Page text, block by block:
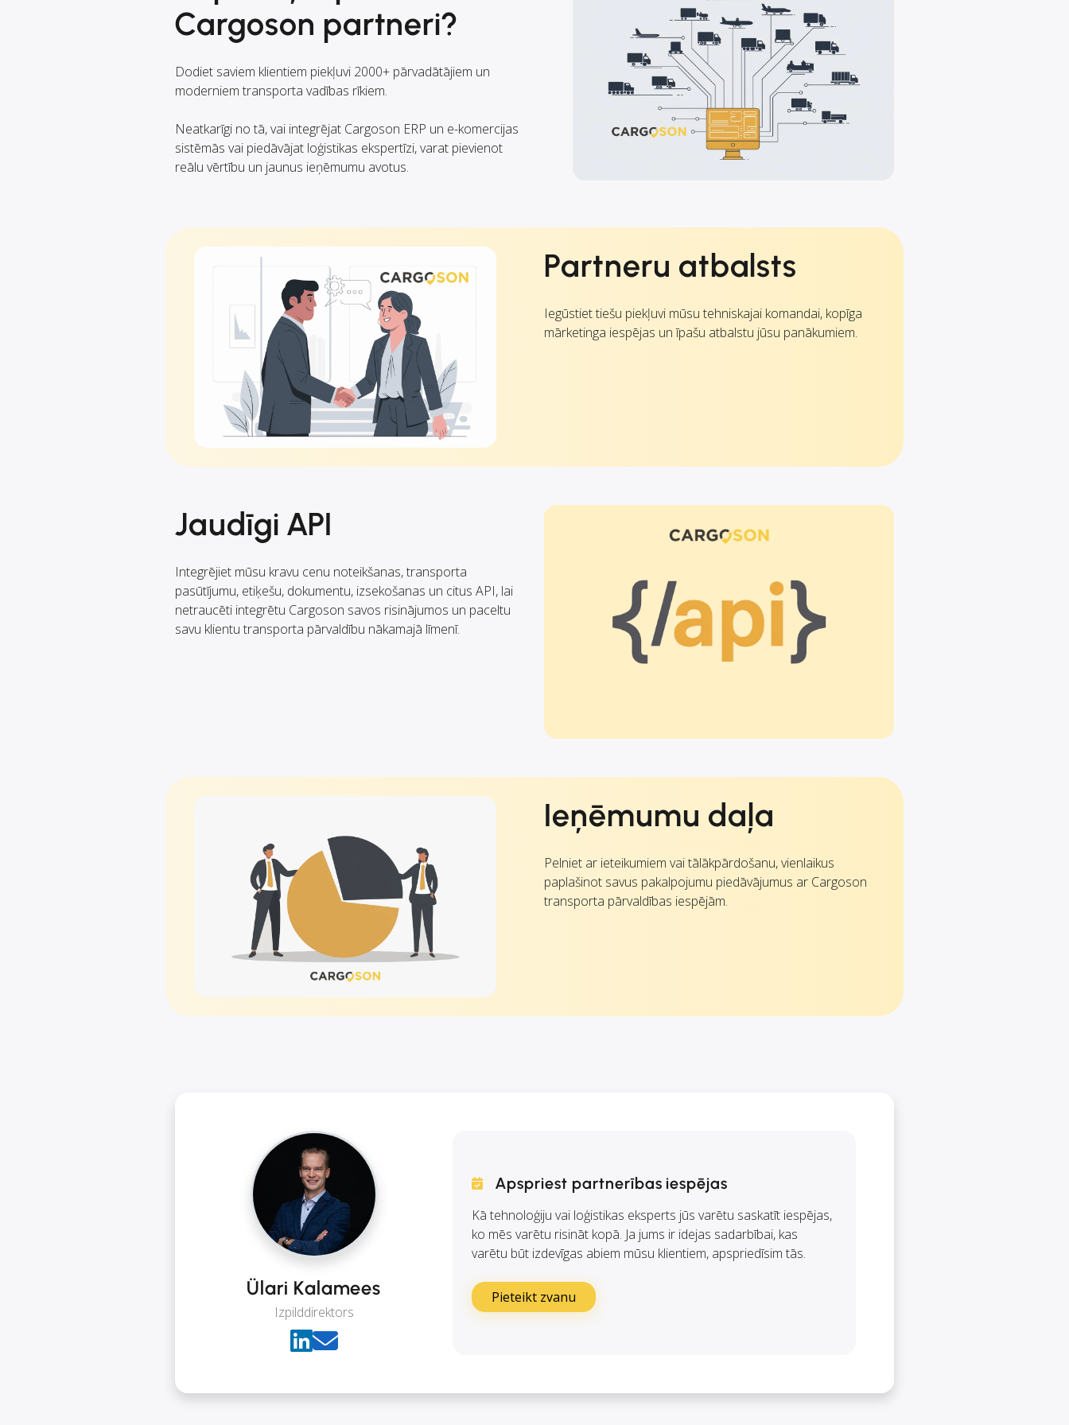
Cargoson partneri?
Dodiet saviem klientiem piekļuvi 2000+ pārvadātājiem un
moderniem transporta vadības rīkiem.
Neatkarīgi no tā, vai integrējat Cargoson ERP un e-komercijas
sistēmās vai piedāvājat loģistikas ekspertīzi, varat pievienot
reālu vērtību un jaunus ieņēmumu avotus.
Partneru atbalsts
Iegūstiet tiešu piekļuvi mūsu tehniskajai komandai, kopīga
mārketinga iespējas un īpašu atbalstu jūsu panākumiem.
Jaudīgi API
Integrējiet mūsu kravu cenu noteikšanas, transporta
pasūtījumu, etiķešu, dokumentu, izsekošanas un citus API, lai
netraucēti integrētu Cargoson savos risinājumos un paceltu
savu klientu transporta pārvaldību nākamajā līmenī.
Ieņēmumu daļa
Pelniet ar ieteikumiem vai tālākpārdošanu, vienlaikus
paplašinot savus pakalpojumu piedāvājumus ar Cargoson
transporta pārvaldības iespējām.
Ülari Kalamees
Izpilddirektors
Apspriest partnerības iespējas
Kā tehnoloģiju vai loģistikas eksperts jūs varētu saskatīt iespējas,
ko mēs varētu risināt kopā. Ja jums ir idejas sadarbībai, kas
varētu būt izdevīgas abiem mūsu klientiem, apspriedīsim tās.
Pieteikt zvanu